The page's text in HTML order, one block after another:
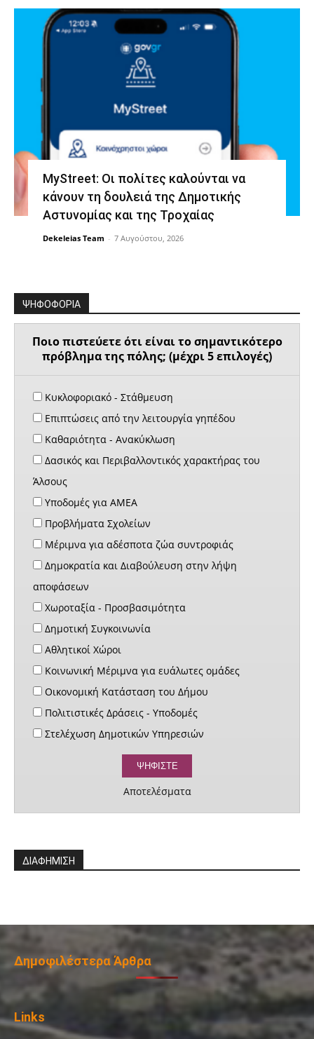
MyStreet: Οι πολίτες καλούνται να
κάνουν τη δουλειά της Δημοτικής
Αστυνομίας και της Τροχαίας
Dekeleias Team - 7 Αυγούστου, 2026
ΨΗΦΟΦΟΡΙΑ
Ποιο πιστεύετε ότι είναι το σημαντικότερο
πρόβλημα της πόλης; (μέχρι 5 επιλογές)
Κυκλοφοριακό - Στάθμευση
Επιπτώσεις από την λειτουργία γηπέδου
Καθαριότητα - Ανακύκλωση
Δασικός και Περιβαλλοντικός χαρακτήρας του
Άλσους
Υποδομές για ΑΜΕΑ
Προβλήματα Σχολείων
Μέριμνα για αδέσποτα ζώα συντροφιάς
Δημοκρατία και Διαβούλευση στην λήψη
αποφάσεων
Χωροταξία - Προσβασιμότητα
Δημοτική Συγκοινωνία
Αθλητικοί Χώροι
Κοινωνική Μέριμνα για ευάλωτες ομάδες
Οικονομική Κατάσταση του Δήμου
Πολιτιστικές Δράσεις - Υποδομές
Στελέχωση Δημοτικών Υπηρεσιών
Αποτελέσματα
ΔΙΑΦΗΜΙΣΗ
Δημοφιλέστερα Άρθρα
Links